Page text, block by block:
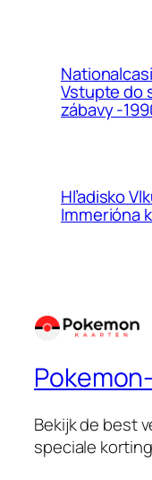
Vstupte do
zábavy -
Hľadisko
Immerióna
Bekijk de best
speciale korting